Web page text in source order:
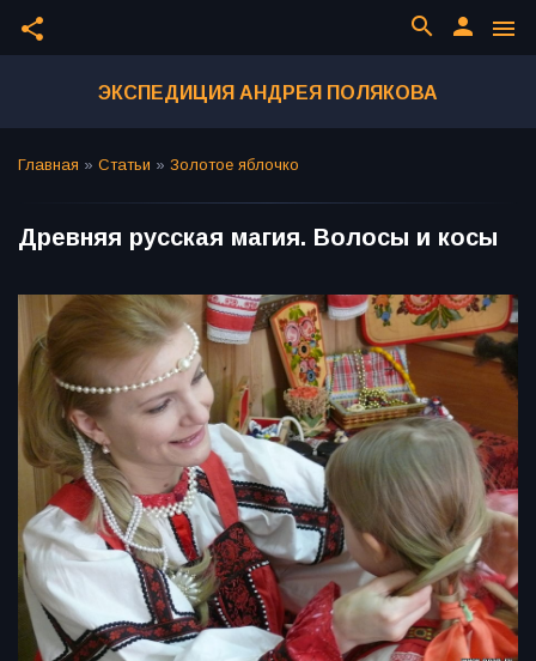
share menu
person
search
ЭКСПЕДИЦИЯ АНДРЕЯ ПОЛЯКОВА
Главная » Статьи » Золотое яблочко
Древняя русская магия. Волосы и косы